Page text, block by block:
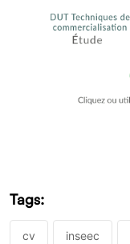
Tags:
cv inseec